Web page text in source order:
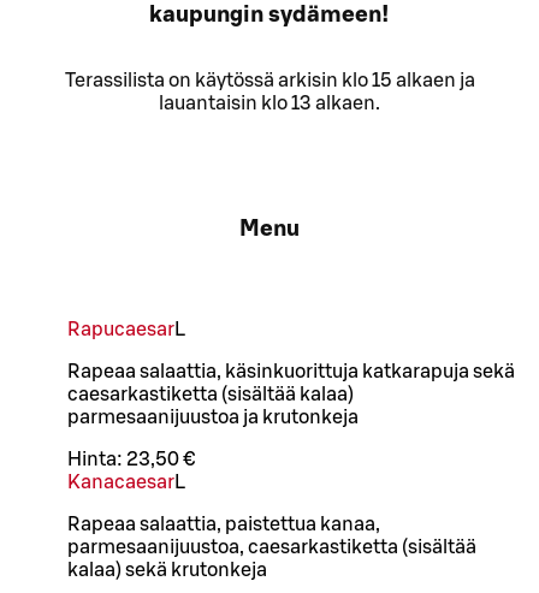
kaupungin sydämeen!
Terassilista on käytössä arkisin klo 15 alkaen ja
lauantaisin klo 13 alkaen.
Menu
RapucaesarL
Rapeaa salaattia, käsinkuorittuja katkarapuja sekä
caesarkastiketta (sisältää kalaa)
parmesaanijuustoa ja krutonkeja
Hinta: 23,50 €
KanacaesarL
Rapeaa salaattia, paistettua kanaa,
parmesaanijuustoa, caesarkastiketta (sisältää
kalaa) sekä krutonkeja